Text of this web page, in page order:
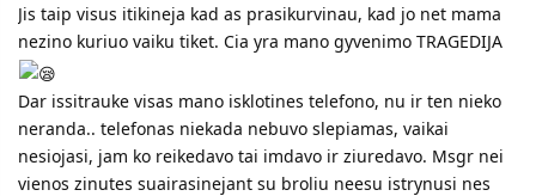
Jis taip visus itikineja kad as prasikurvinau, kad jo net mama
nezino kuriuo vaiku tiket. Cia yra mano gyvenimo TRAGEDIJA
Dar issitrauke visas mano isklotines telefono, nu ir ten nieko
neranda.. telefonas niekada nebuvo slepiamas, vaikai
nesiojasi, jam ko reikedavo tai imdavo ir ziuredavo. Msgr nei
vienos zinutes suairasinejant su broliu neesu istrynusi nes